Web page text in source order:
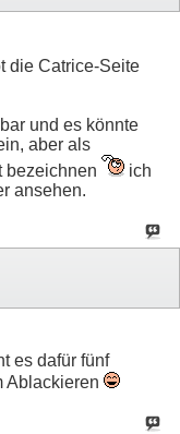
die Catrice-Seite
und es könnte
aber als
bezeichnen
ich
ansehen.
es dafür fünf
Ablackieren